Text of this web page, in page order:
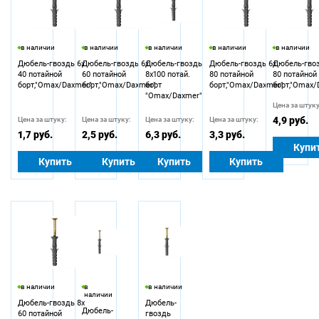
в наличии
Дюбель-гвоздь 6х
40 потайной
борт,"Omax/Daxmer"
Цена за штуку:
1,7 руб.
Купить
в наличии
Дюбель-гвоздь 6х
60 потайной
борт,"Omax/Daxmer"
Цена за штуку:
2,5 руб.
Купить
в наличии
Дюбель-гвоздь
8х100 потай.
борт
"Omax/Daxmer"
Цена за штуку:
6,3 руб.
Купить
в наличии
Дюбель-гвоздь 6х
80 потайной
борт,"Omax/Daxmer"
Цена за штуку:
3,3 руб.
Купить
в наличии
Дюбель-
80 потайной
Цена за
4,9 руб.
в наличии
Дюбель-гвоздь 8х
60 потайной
в
наличии
Дюбель-
в наличии
Дюбель-
гвоздь